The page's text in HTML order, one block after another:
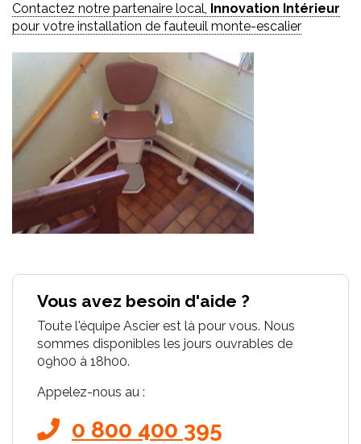
Contactez notre partenaire local, Innovation Intérieur
pour votre installation de fauteuil monte-escalier
Vous avez besoin d'aide ?
Toute l'équipe Ascier est là pour vous. Nous
sommes disponibles les jours ouvrables de
09h00 à 18h00.
Appelez-nous au :
0 800 400 395